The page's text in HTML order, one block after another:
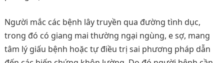
Người mắc các bệnh lây truyền qua đường tình dục,
trong đó có giang mai thường ngại ngùng, e sợ, mang
tâm lý giấu bệnh hoặc tự điều trị sai phương pháp dẫn